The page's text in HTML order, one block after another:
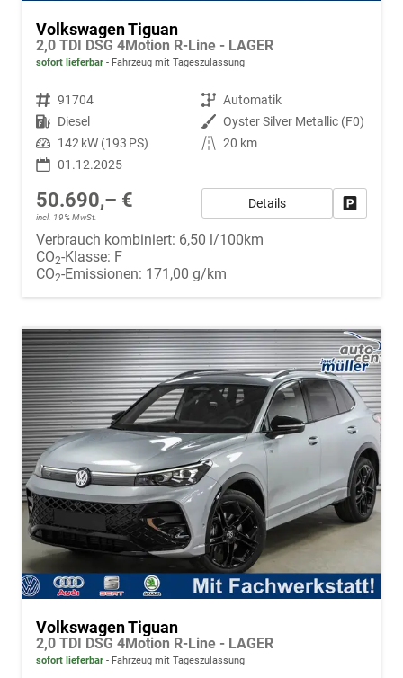
Volkswagen Tiguan
2,0 TDI DSG 4Motion R-Line - LAGER
sofort lieferbar Fahrzeug mit Tageszulassung
Fahrzeugnr. 91704 Getriebe Automatik
Kraftstoff Diesel Außenfarbe Oyster Silver Metallic (F0)
Leistung 142 kW (193 PS) Kilometerstand 20 km
01.12.2025
50.690,– €
incl. 19% MwSt.
Details
Verbrauch kombiniert: 6,50 l/100km
CO2-Klasse: F
CO2-Emissionen: 171,00 g/km
Volkswagen Tiguan
2,0 TDI DSG 4Motion R-Line - LAGER
sofort lieferbar Fahrzeug mit Tageszulassung